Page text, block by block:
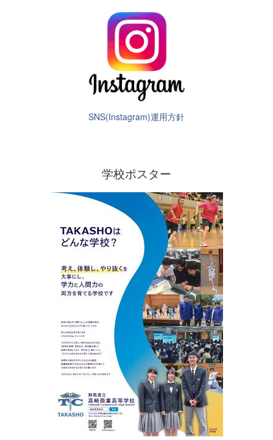
SNS(Instagram)運用方針
学校ポスター